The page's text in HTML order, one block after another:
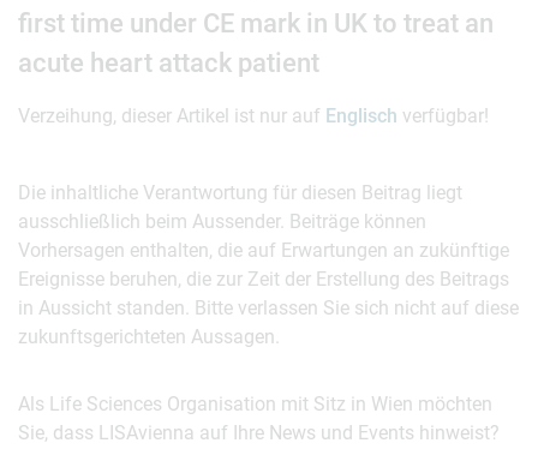
first time under CE mark in UK to treat an
acute heart attack patient
Verzeihung, dieser Artikel ist nur auf Englisch verfügbar!
Die inhaltliche Verantwortung für diesen Beitrag liegt
ausschließlich beim Aussender. Beiträge können
Vorhersagen enthalten, die auf Erwartungen an zukünftige
Ereignisse beruhen, die zur Zeit der Erstellung des Beitrags
in Aussicht standen. Bitte verlassen Sie sich nicht auf diese
zukunftsgerichteten Aussagen.
Als Life Sciences Organisation mit Sitz in Wien möchten
Sie, dass LISAvienna auf Ihre News und Events hinweist?